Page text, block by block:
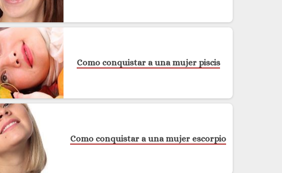
Como conquistar a una mujer piscis
Como conquistar a una mujer escorpio